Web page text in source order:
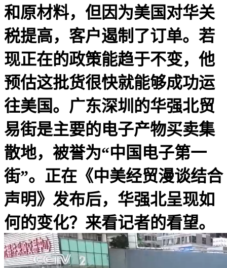
和原材料，但因为美国对华关
税提高，客户遏制了订单。若
现正在的政策能趋于不变，他
预估这批货很快就能够成功运
往美国。广东深圳的华强北贸
易街是主要的电子产物买卖集
散地，被誉为“中国电子第一
街”。正在《中美经贸漫谈结合
声明》发布后，华强北呈现如
何的变化？来看记者的看望。